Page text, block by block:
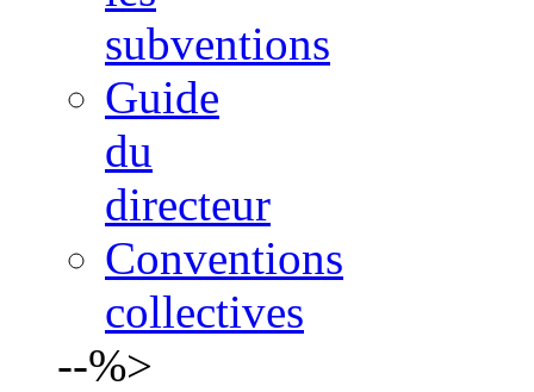
subventions
Guide
du
directeur
Conventions
collectives
--%>